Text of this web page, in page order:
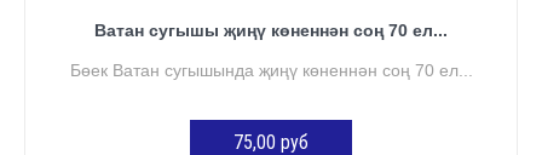
Ватан сугышы җиңү көненнән соң 70 ел...
Бөек Ватан сугышында җиңү көненнән соң 70 ел...
75,00 руб